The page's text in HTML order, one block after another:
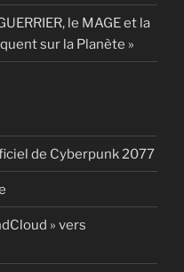
le MAGE et la
sur la Planète »
de Cyberpunk 2077
» vers